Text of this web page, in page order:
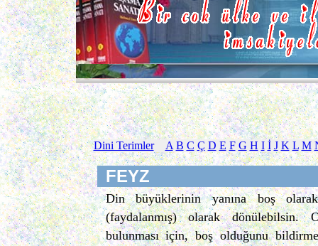
Dini Terimler A B C Ç D E F G H I İ J K L M
FEYZ
Din büyüklerinin yanına boş
(faydalanmış) olarak dönülebilsin.
bulunması için, boş olduğunu